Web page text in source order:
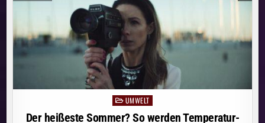
ENDE
PostedUMWELT
Der heißeste Sommer? So werden Temperatur-